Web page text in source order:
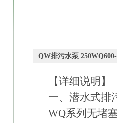
QW排污水泵
【详细说明】
一、潜水式排
WQ系列无堵